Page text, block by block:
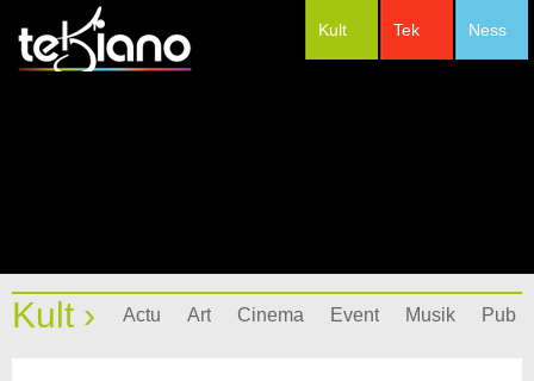
Ness
Tek
Kult
Kult › Actu Art Cinema Event Musik Pub